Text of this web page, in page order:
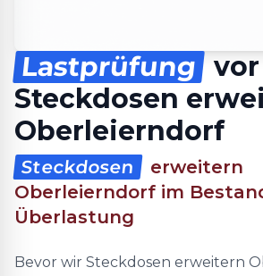
Lastprüfung vor
Steckdosen
Oberleierndorf
Steckdosen
erweitern
Oberleierndorf im
Überlastung
Bevor wir Steckdosen erweitern